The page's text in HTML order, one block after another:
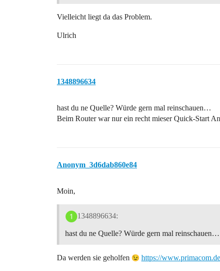
Vielleicht liegt da das Problem.
Ulrich
1348896634
hast du ne Quelle? Würde gern mal reinschauen…
Beim Router war nur ein recht mieser Quick-Start
Anonym_3d6dab860e84
Moin,
1348896634:
hast du ne Quelle? Würde gern mal reinschauen…
Da werden sie geholfen https://